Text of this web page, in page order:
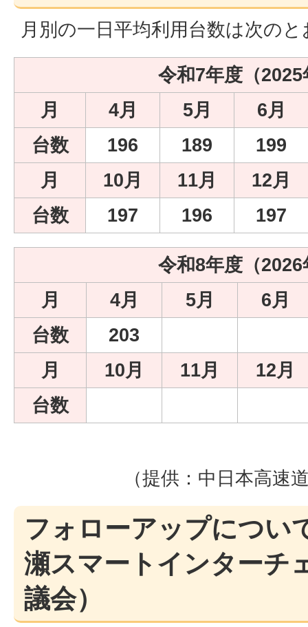
月別の一日平均利用台数は次の
令和7年度（2025
月
4月 5月
6月
台数
196 189
199
月
10月 11月
12月
台数
197 196 197
令和8年度（2026
月
4月 5月
6月
台数
203
月
10月 11月
12月
台数
（提供：中日本高速
フォローアップについ
瀬スマートインターチ
議会）